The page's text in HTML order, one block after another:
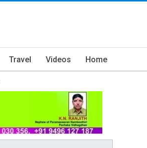
Travel Videos Home